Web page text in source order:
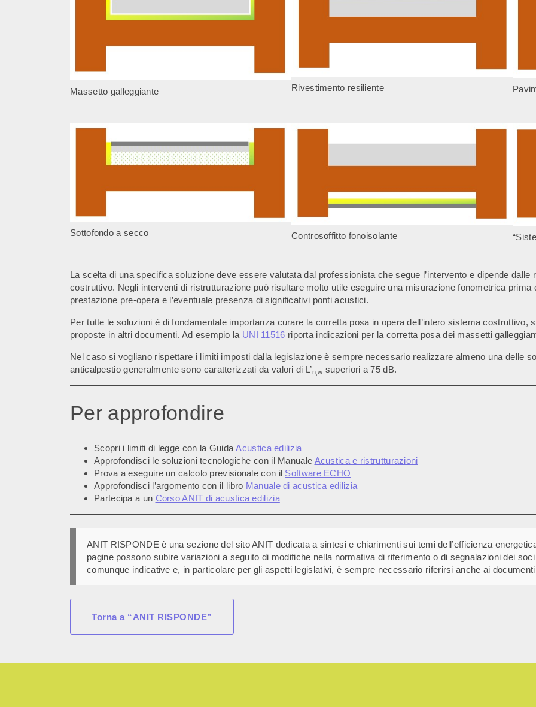
Massetto galleggiante Rivestimento resiliente
Sottofondo a secco Controsoffitto fonoisolante
La scelta di una specifica soluzione deve essere valutata dal professionista che segue l’intervento e dipende
costruttivo. Negli interventi di ristrutturazione può risultare molto utile eseguire una misurazione fonometrica prima
prestazione pre-opera e l’eventuale presenza di significativi ponti acustici.
Per tutte le soluzioni è di fondamentale importanza curare la corretta posa in opera dell’intero sistema costruttivo,
proposte in altri documenti. Ad esempio la UNI 11516 riporta indicazioni per la corretta posa dei massetti
Nel caso si vogliano rispettare i limiti imposti dalla legislazione è sempre necessario realizzare almeno una delle
anticalpestio generalmente sono caratterizzati da valori di L’n,w superiori a 75 dB.
Per approfondire
Scopri i limiti di legge con la GuidaAcustica edilizia
Approfondisci le soluzioni tecnologiche con il Manuale Acustica e ristrutturazioni
Prova a eseguire un calcolo previsionale con il Software ECHO
Approfondisci l’argomento con il libro Manuale di acustica edilizia
Partecipa a un Corso ANIT di acustica edilizia
ANIT RISPONDE è una sezione del sito ANIT dedicata a sintesi e chiarimenti sui temi dell’efficienza
pagine possono subire variazioni a seguito di modifiche nella normativa di riferimento o di segnalazioni dei
comunque indicative e, in particolare per gli aspetti legislativi, è sempre necessario riferirsi anche ai
Torna a “ANIT RISPONDE”